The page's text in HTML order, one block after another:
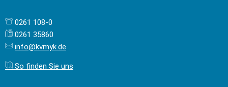
0261 108-0
0261 35860
info@kvmyk.de
So finden Sie uns